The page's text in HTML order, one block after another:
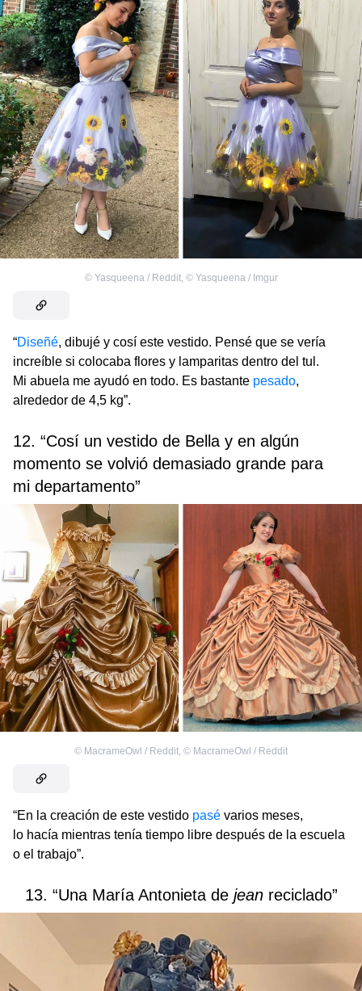
© Yasqueena / Reddit, © Yasqueena / Imgur
“Diseñé, dibujé y cosí este vestido. Pensé que se vería
increíble si colocaba flores y lamparitas dentro del tul.
Mi abuela me ayudó en todo. Es bastante pesado,
alrededor de 4,5 kg”.
12. “Cosí un vestido de Bella y en algún
momento se volvió demasiado grande para
mi departamento”
© MacrameOwl / Reddit, © MacrameOwl / Reddit
“En la creación de este vestido pasé varios meses,
lo hacía mientras tenía tiempo libre después de la escuela
o el trabajo”.
13. “Una María Antonieta de jean reciclado”